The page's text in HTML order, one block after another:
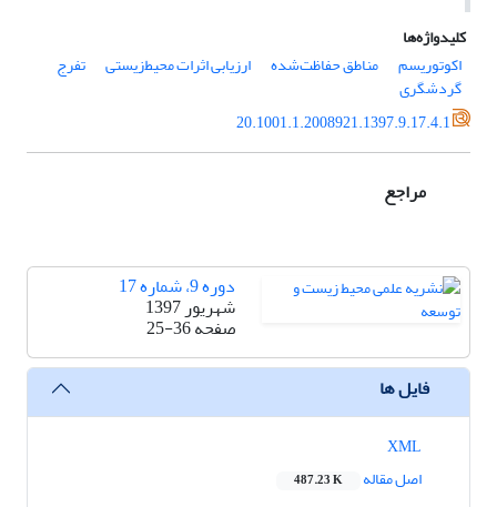
کلیدواژه‌ها
اکوتوریسم
مناطق حفاظت‌‌شده ارزیابی اثرات محیط‌‌زیستی تفرج
گردشگری
20.1001.1.2008921.1397.9.17.4.1
مراجع
دوره 9، شماره 17
شهریور 1397
صفحه25-36
فایل ها
اصل مقاله
487.23 K